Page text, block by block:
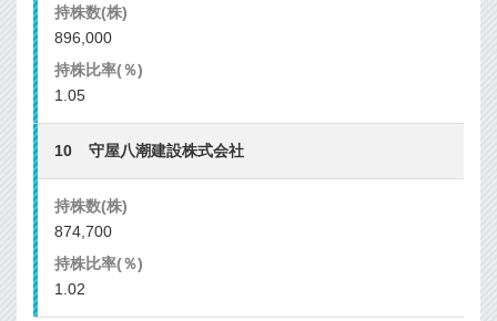
896,000
1.05
守屋八潮建設株式会社
874,700
1.02